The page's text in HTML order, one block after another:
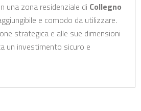
una zona residenziale di Collegno
e comodo da utilizzare.
strategica e alle sue dimensioni
un investimento sicuro e